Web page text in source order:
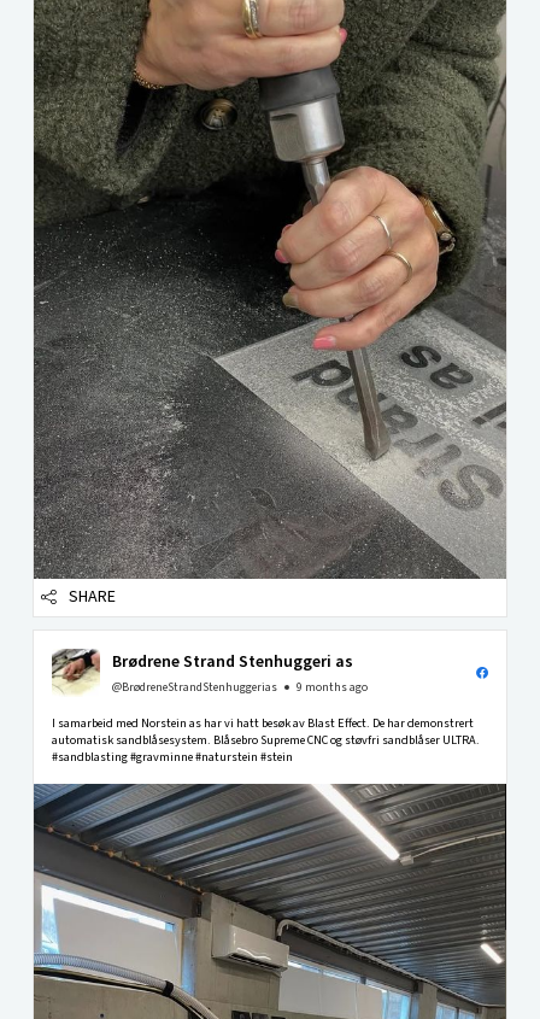
SHARE
Brødrene Strand Stenhuggeri as
@BrødreneStrandStenhuggerias 9 months ago
I samarbeid med Norstein as har vi hatt besøk av Blast Effect. De har demonstrert
automatisk sandblåsesystem. Blåsebro Supreme CNC og støvfri sandblåser ULTRA.
#sandblasting #gravminne #naturstein #stein